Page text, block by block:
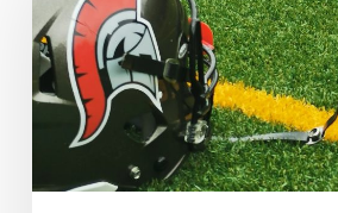
verstärkt
Kölner
Defensive